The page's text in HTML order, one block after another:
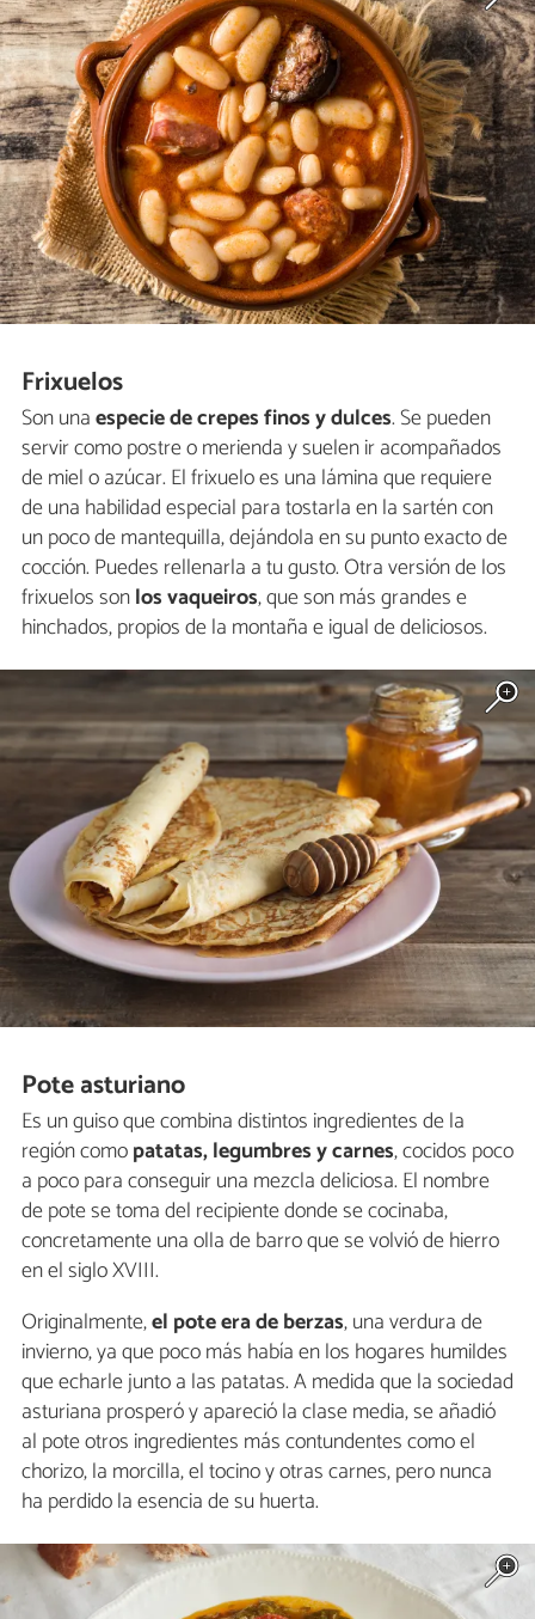
Frixuelos
Son unaespecie de crepes finos y dulces. Se pueden
servir como postre o merienda y suelen ir acompañados
de miel o azúcar. El frixuelo es una lámina que requiere
de una habilidad especial para tostarla en la sartén con
un poco de mantequilla, dejándola en su punto exacto de
cocción. Puedes rellenarla a tu gusto. Otra versión de los
frixuelos sonlos vaqueiros, que son más grandes e
hinchados, propios de la montaña e igual de deliciosos.
Pote asturiano
Es un guiso que combina distintos ingredientes de la
región comopatatas, legumbres y carnes, cocidos poco
a poco para conseguir una mezcla deliciosa. El nombre
de pote se toma del recipiente donde se cocinaba,
concretamente una olla de barro que se volvió de hierro
en el siglo XVIII.
Originalmente,el pote era de berzas, una verdura de
invierno, ya que poco más había en los hogares humildes
que echarle junto a las patatas. A medida que la sociedad
asturiana prosperó y apareció la clase media, se añadió
al pote otros ingredientes más contundentes como el
chorizo, la morcilla, el tocino y otras carnes, pero nunca
ha perdido la esencia de su huerta.